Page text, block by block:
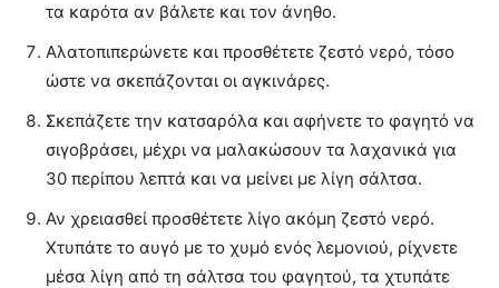
τα καρότα αν βάλετε και τον άνηθο.
Αλατοπιπερώνετε και προσθέτετε ζεστό νερό, τόσο
ώστε να σκεπάζονται οι αγκινάρες.
Σκεπάζετε την κατσαρόλα και αφήνετε το φαγητό να
σιγοβράσει, μέχρι να μαλακώσουν τα λαχανικά για
30 περίπου λεπτά και να μείνει με λίγη σάλτσα.
Αν χρειασθεί προσθέτετε λίγο ακόμη ζεστό νερό.
Χτυπάτε το αυγό με το χυμό ενός λεμονιού, ρίχνετε
μέσα λίγη από τη σάλτσα του φαγητού, τα χτυπάτε